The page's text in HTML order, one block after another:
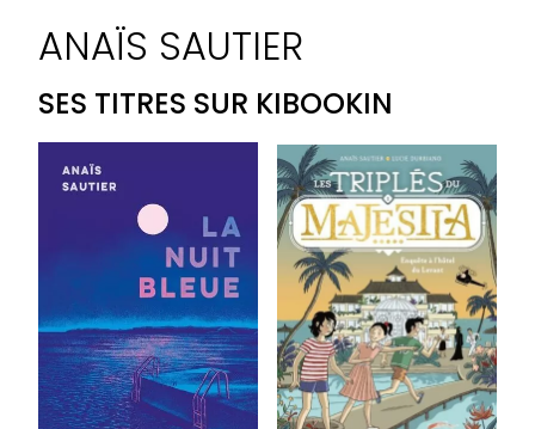
ANAÏS SAUTIER
SES TITRES SUR KIBOOKIN